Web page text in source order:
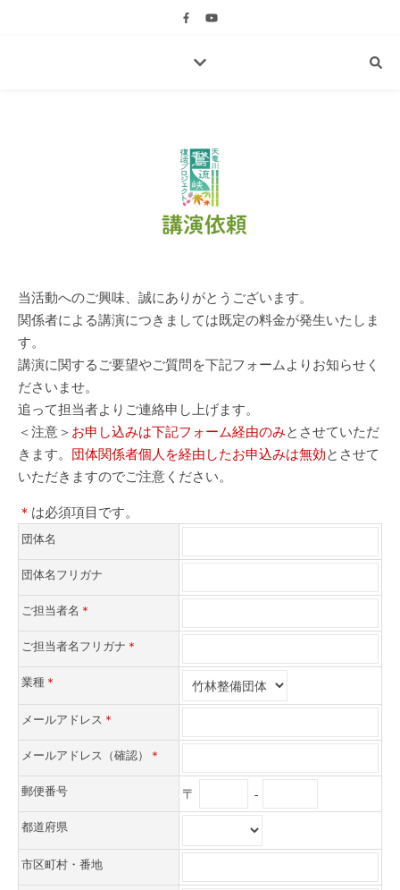
当活動へのご興味、誠にありがとうございます。
関係者による講演につきましては既定の料金が発生いたしま
す。
講演に関するご要望やご質問を下記フォームよりお知らせく
ださいませ。
追って担当者よりご連絡申し上げます。
＜注意＞ お申し込みは下記フォーム経由のみとさせていただ
きます。 団体関係者個人を経由したお申込みは無効とさせて
いただきますのでご注意ください。
＊ は必須項目です。
団体名
団体名フリガナ
ご担当者名 ＊
ご担当者名フリガナ ＊
業種 ＊
メールアドレス ＊
メールアドレス（確認） ＊
郵便番号 〒 -
都道府県
市区町村・番地